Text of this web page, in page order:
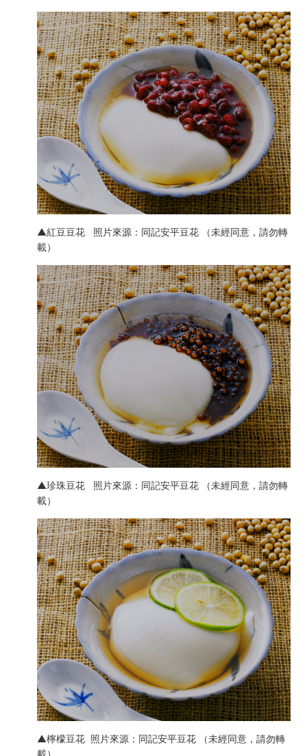
▲紅豆豆花 照片來源：同記安平豆花 （未經同意，請勿轉
載）
▲珍珠豆花 照片來源：同記安平豆花 （未經同意，請勿轉
載）
▲檸檬豆花 照片來源：同記安平豆花 （未經同意，請勿轉